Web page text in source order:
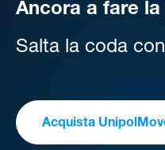
Ancora a fare
Salta la coda
Acquista